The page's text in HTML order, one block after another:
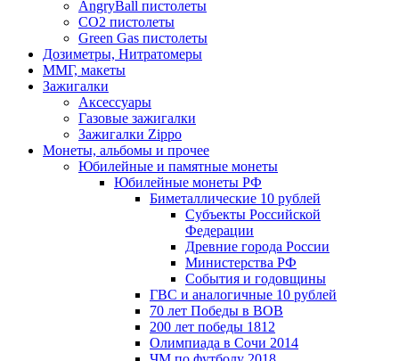
AngryBall пистолеты
CO2 пистолеты
Green Gas пистолеты
Дозиметры, Нитратомеры
ММГ, макеты
Зажигалки
Аксессуары
Газовые зажигалки
Зажигалки Zippo
Монеты, альбомы и прочее
Юбилейные и памятные монеты
Юбилейные монеты РФ
Биметаллические 10 рублей
Субъекты Российской
Федерации
Древние города России
Министерства РФ
События и годовщины
ГВС и аналогичные 10 рублей
70 лет Победы в ВОВ
200 лет победы 1812
Олимпиада в Сочи 2014